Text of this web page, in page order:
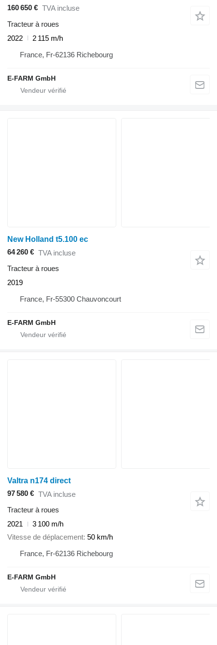
160 650 € TVA incluse
Tracteur à roues
2022
2 115 m/h
France, Fr-62136 Richebourg
E-FARM GmbH
New Holland t5.100 ec
64 260 € TVA incluse
Tracteur à roues
2019
France, Fr-55300 Chauvoncourt
E-FARM GmbH
Valtra n174 direct
97 580 € TVA incluse
Tracteur à roues
2021
3 100 m/h
Vitesse de déplacement 50 km/h
France, Fr-62136 Richebourg
E-FARM GmbH